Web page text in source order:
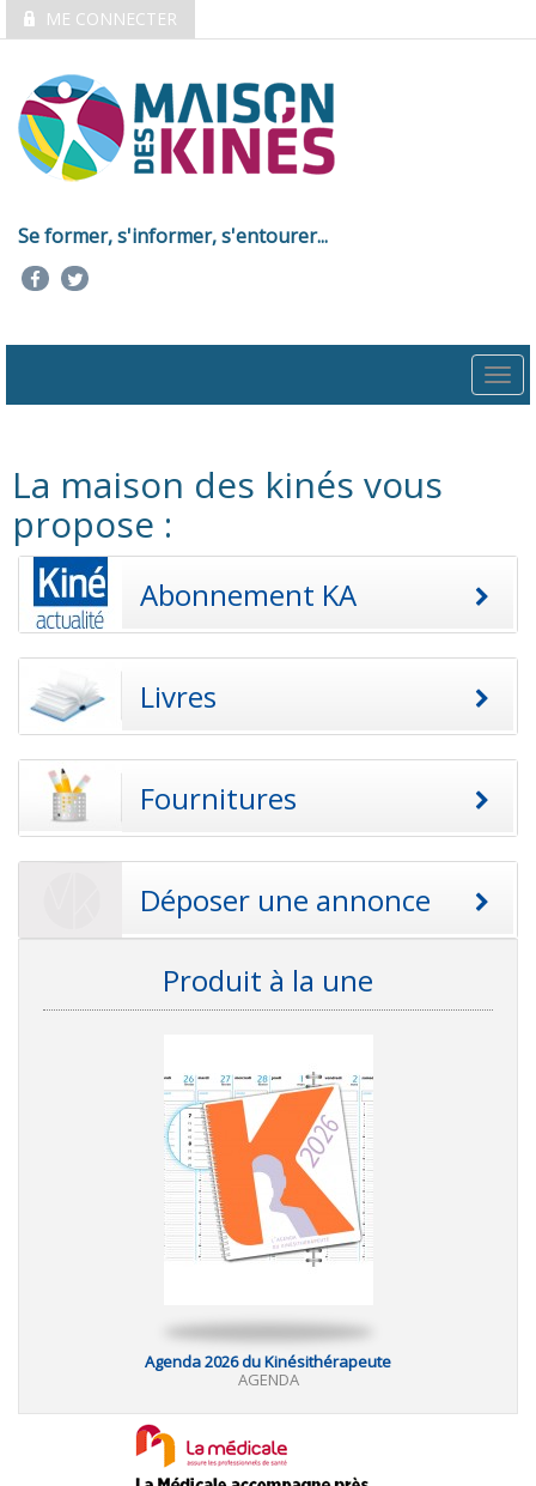
ME CONNECTER
Se former, s'informer, s'entourer...
La maison des kinés vous
propose :
Abonnement KA
Livres
Fournitures
Déposer une annonce
Produit à la une
Agenda 2026 du Kinésithérapeute
AGENDA